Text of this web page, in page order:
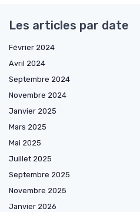
Les articles par date
Février 2024
Avril 2024
Septembre 2024
Novembre 2024
Janvier 2025
Mars 2025
Mai 2025
Juillet 2025
Septembre 2025
Novembre 2025
Janvier 2026